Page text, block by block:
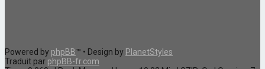
Powered by phpBB™ • Design by PlanetStyles
Traduit par phpBB-fr.com